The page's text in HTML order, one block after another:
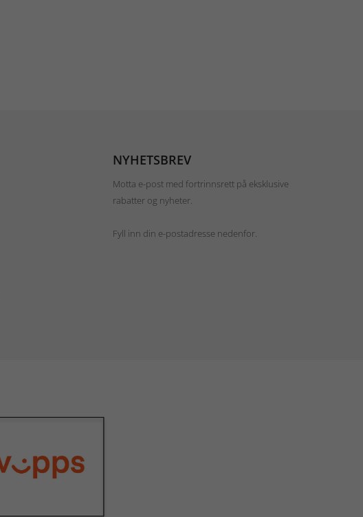
NYHETSBREV
Motta e-post med fortrinnsrett på eksklusive
rabatter og nyheter.
Fyll inn din e-postadresse nedenfor.